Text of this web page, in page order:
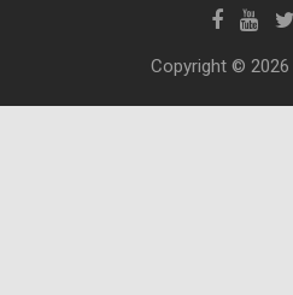
Copyright © 2026